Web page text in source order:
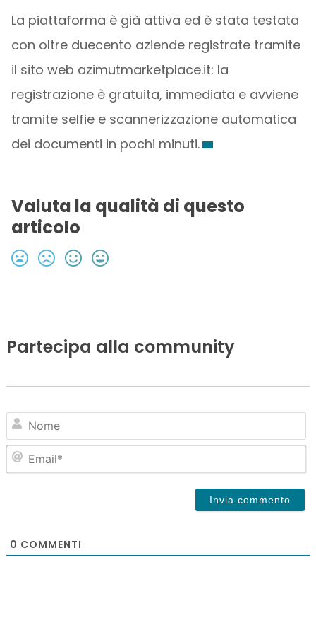
La piattaforma è già attiva ed è stata testata
con oltre duecento aziende registrate tramite
il sito web azimutmarketplace.it: la
registrazione è gratuita, immediata e avviene
tramite selfie e scannerizzazione automatica
dei documenti in pochi minuti.
Valuta la qualità di questo
articolo
Partecipa alla community
0 COMMENTI